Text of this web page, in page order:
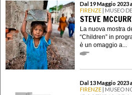
Dal 19 Maggio 2023
FIRENZE | MUSEO
STEVE
La nuova mostra
“Children” in
è un omaggio a...
Dal 13 Maggio 2023
FIRENZE | MUSEO